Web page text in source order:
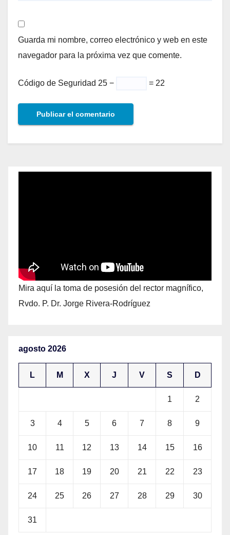
Guarda mi nombre, correo electrónico y web en este
navegador para la próxima vez que comente.
Código de Seguridad 25 − = 22
Mira aquí la toma de posesión del rector magnífico,
Rvdo. P. Dr. Jorge Rivera-Rodríguez
agosto 2026
L M X J V S D
1 2
3 4 5 6 7 8 9
10 11 12 13 14 15 16
17 18 19 20 21 22 23
24 25 26 27 28 29 30
31